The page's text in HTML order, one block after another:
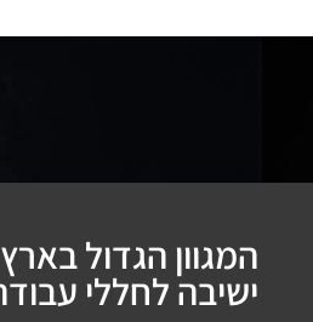
המגוון הגדול
ישיבה לחללי